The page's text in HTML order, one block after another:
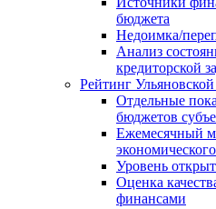
бюджета
Недоимка/
Анализ
кредиторской
Рейтинг Ульяновской
Отдельные
бюджетов
Ежемесячный
Уровень
Оценка
финансами